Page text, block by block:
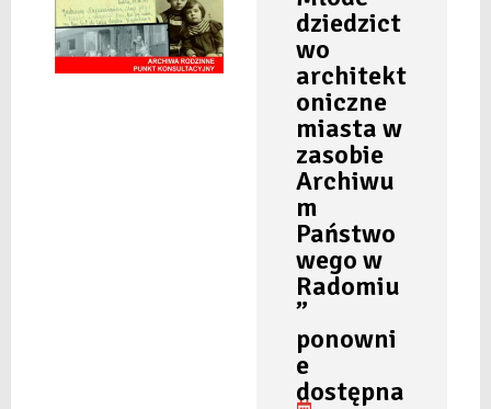
dziedzict
wo
architekt
oniczne
miasta w
zasobie
Archiwu
m
Państwo
wego w
Radomiu
”
ponowni
e
dostępna